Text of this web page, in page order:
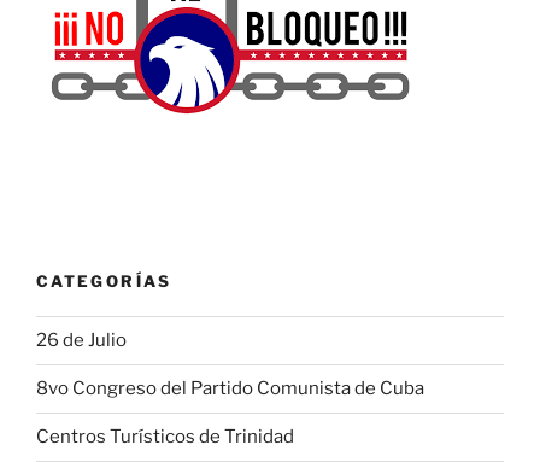
CATEGORÍAS
26 de Julio
8vo Congreso del Partido Comunista de Cuba
Centros Turísticos de Trinidad